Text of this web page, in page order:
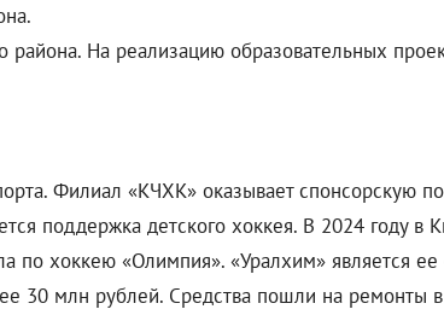
На реализацию образовательных
Филиал «КЧХК» оказывает спонсорскую
поддержка детского хоккея. В 2024 году в
хоккею «Олимпия». «Уралхим» является ее
30 млн рублей. Средства пошли на ремонты в